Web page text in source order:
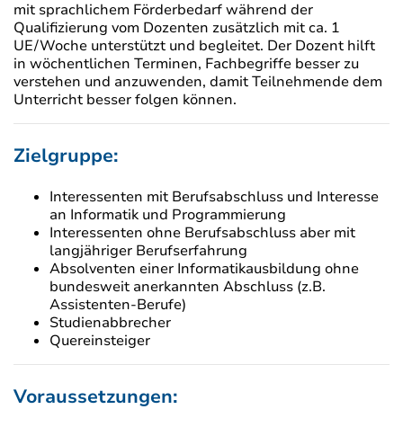
mit sprachlichem Förderbedarf während der
Qualifizierung vom Dozenten zusätzlich mit ca. 1
UE/Woche unterstützt und begleitet. Der Dozent hilft
in wöchentlichen Terminen, Fachbegriffe besser zu
verstehen und anzuwenden, damit Teilnehmende dem
Unterricht besser folgen können.
Zielgruppe:
Interessenten mit Berufsabschluss und Interesse
an Informatik und Programmierung
Interessenten ohne Berufsabschluss aber mit
langjähriger Berufserfahrung
Absolventen einer Informatikausbildung ohne
bundesweit anerkannten Abschluss (z.B.
Assistenten-Berufe)
Studienabbrecher
Quereinsteiger
Voraussetzungen: